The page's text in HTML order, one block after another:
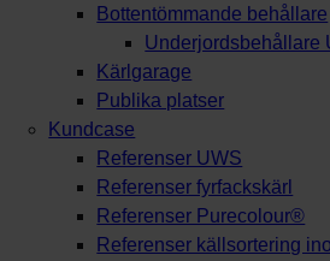
Bottentömmande behållare
Underjordsbehållare
Kärlgarage
Publika platser
Kundcase
Referenser UWS
Referenser fyrfackskärl
Referenser Purecolour®
Referenser källsortering